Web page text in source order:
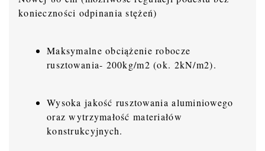
konieczności odpinania stężeń)
Maksymalne obciążenie robocze
rusztowania- 200kg/m2 (ok. 2kN/m2).
Wysoka jakość rusztowania aluminiowego
oraz wytrzymałość materiałów
konstrukcyjnych.